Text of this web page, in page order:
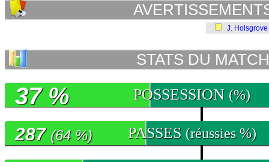
J. Holsgrove
STATS DU MATCH
POSSESSION (%)
37 %
PASSES (réussies %)
287 (64 %)